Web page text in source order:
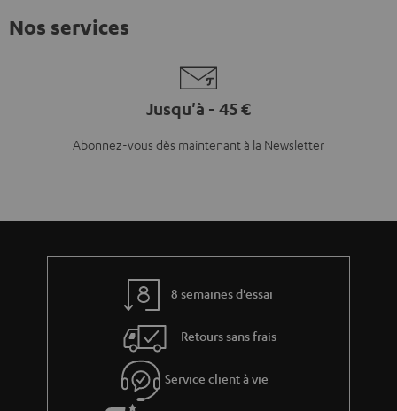
Nos services
Jusqu'à - 45 €
Abonnez-vous dès maintenant à la Newsletter
8 semaines d'essai
Retours sans frais
Service client à vie